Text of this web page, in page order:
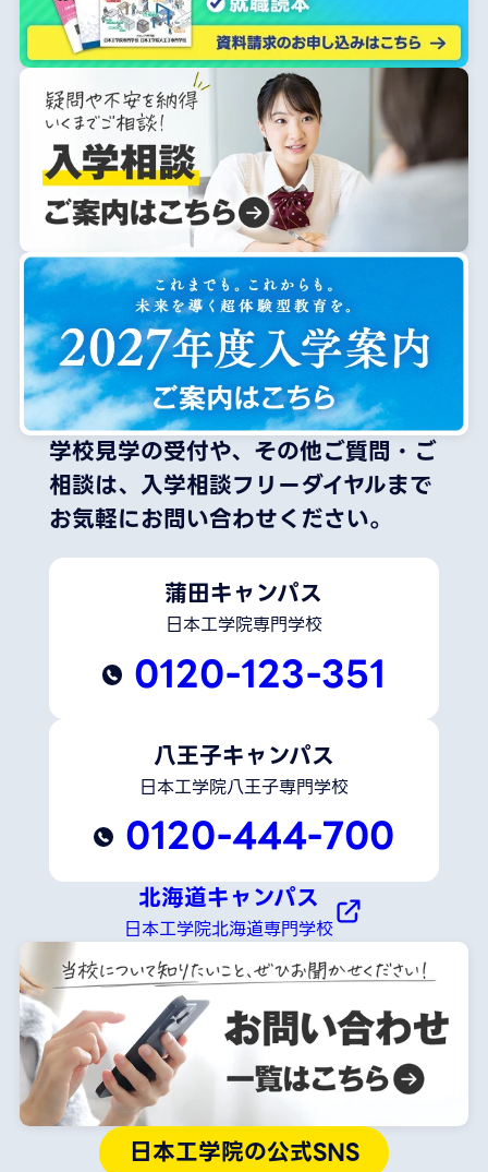
学校見学の受付や、その他ご質問・ご
相談は、 入学相談フリーダイヤルまで
お気軽にお問い合わせください。
蒲田キャンパス
日本工学院専門学校
0120-123-351
八王子キャンパス
日本工学院八王子専門学校
0120-444-700
北海道キャンパス
日本工学院北海道専門学校
日本工学院の公式SNS